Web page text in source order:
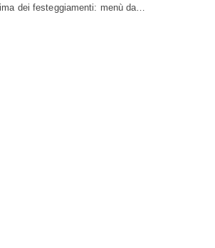
dei festeggiamenti: menù da…